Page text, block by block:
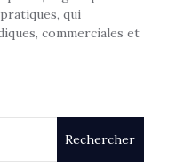
qui
commerciales et